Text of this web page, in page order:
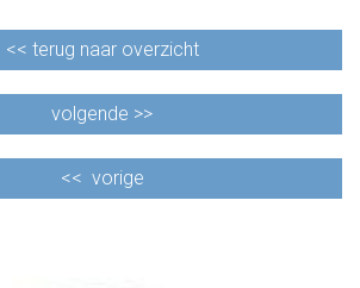
<< terug naar overzicht
volgende >>
<< vorige